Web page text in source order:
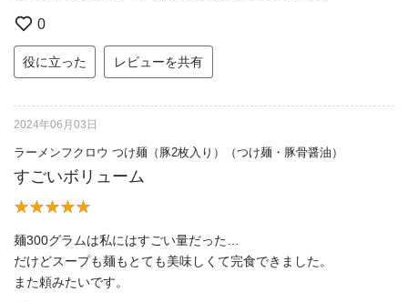
0
役に立った レビューを共有
2024年06月03日
ラーメンフクロウ つけ麺（豚2枚入り）（つけ麺・豚骨醤油）
すごいボリューム
麺300グラムは私にはすごい量だった…
だけどスープも麺もとても美味しくて完食できました。
また頼みたいです。